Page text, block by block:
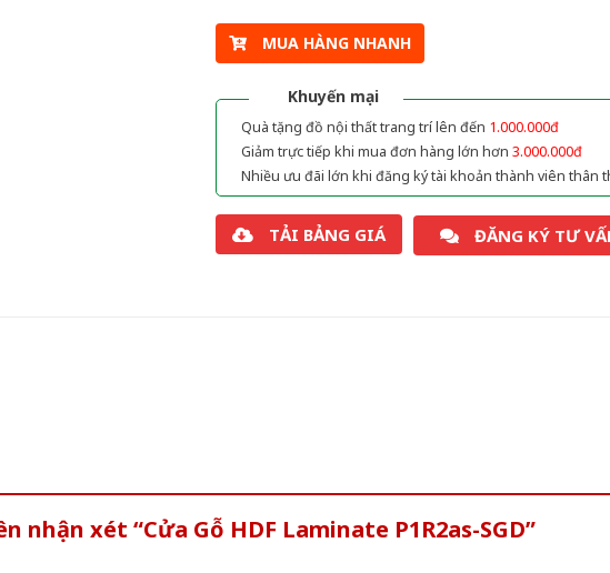
MUA HÀNG NHANH
Khuyến mại
Quà tặng đồ nội thất trang trí lên đến 1.000.000đ
Giảm trực tiếp khi mua đơn hàng lớn hơn 3.000.000đ
Nhiều ưu đãi lớn khi đăng ký tài khoản thành viên thân
TẢI BẢNG GIÁ ĐĂNG KÝ TƯ
nhận xét “Cửa Gỗ HDF Laminate P1R2as-SGD”